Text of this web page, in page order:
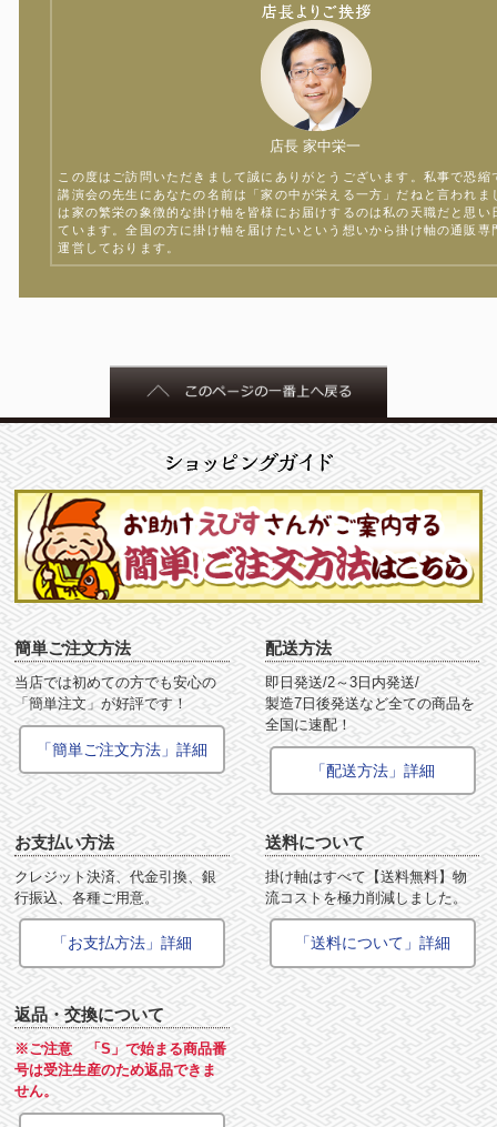
店長 家中栄一
この度はご訪問いただきまして誠にありがとうございます。私事で恐縮
講演会の先生にあなたの名前は「家の中が栄える一方」だねと言われま
は家の繁栄の象徴的な掛け軸を皆様にお届けするのは私の天職だと思い
ています。全国の方に掛け軸を届けたいという想いから掛け軸の通販専
運営しております。
簡単ご注文方法
当店では初めての方でも安心の
「簡単注文」が好評です！
「簡単ご注文方法」詳細
配送方法
即日発送/2～3日内発送/
製造7日後発送など全ての商品を
全国に速配！
「配送方法」詳細
お支払い方法
クレジット決済、代金引換、銀
行振込、各種ご用意。
「お支払方法」詳細
送料について
掛け軸はすべて【送料無料】物
流コストを極力削減しました。
「送料について」詳細
返品・交換について
※ご注意 「S」で始まる商品番
号は受注生産のため返品できま
せん。